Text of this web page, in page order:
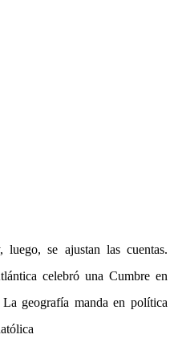
se ajustan las cuentas.
celebró una Cumbre en
geografía manda en política